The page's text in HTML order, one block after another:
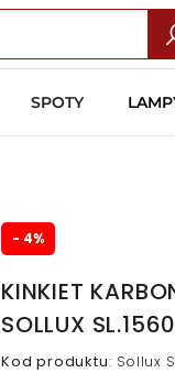
SPOTY
- 4%
KINKIET
SOLLUX SL.1560
Kod produktu: Sollux